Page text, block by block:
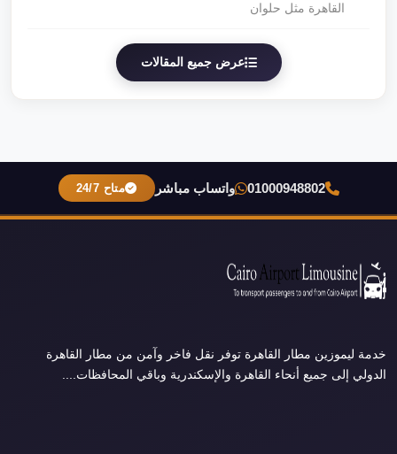
القاهرة مثل حلوان
عرض جميع المقالات
01000948802 واتساب مباشر متاح 24/7
خدمة ليموزين مطار القاهرة توفر نقل فاخر وآمن من مطار القاهرة
الدولي إلى جميع أنحاء القاهرة والإسكندرية وباقي المحافظات....